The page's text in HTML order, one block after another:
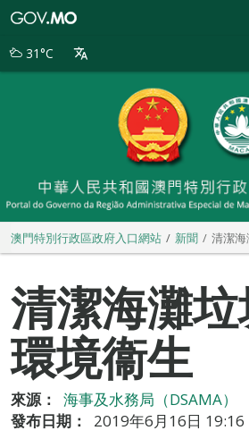
別
31°C
澳門特別行政區政府入口網站 新聞 清潔
清潔海灘
環境衞生
來源：
海事及水務局（DSAMA）
發布日期：
2019年6月16日 19:16